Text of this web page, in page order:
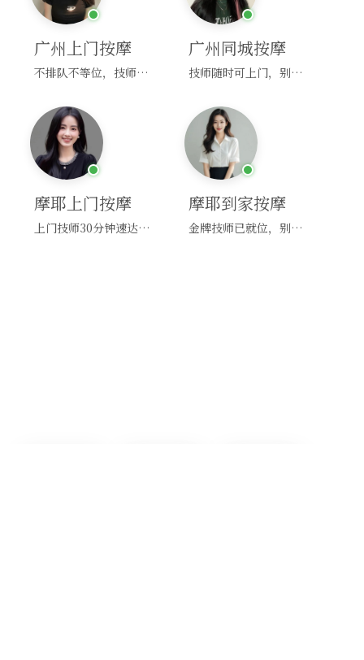
广州上门按摩
不排队不等位，技师直奔你家！
广州同城按摩
技师随时可上门，别啰嗦，赶紧约！
摩耶上门按摩
上门技师30分钟速达，别问，快约！
摩耶到家按摩
金牌技师已就位，别纠结，马上预约！